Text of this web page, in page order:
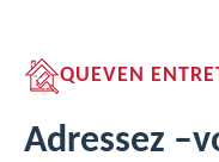
QUEVEN
Adressez